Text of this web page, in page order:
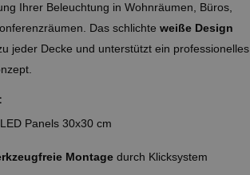
Ihrer Beleuchtung in Wohnräumen, Büros,
Das schlichte weiße Design
jeder Decke und unterstützt ein
Panels 30x30 cm
Montage durch Klicksystem